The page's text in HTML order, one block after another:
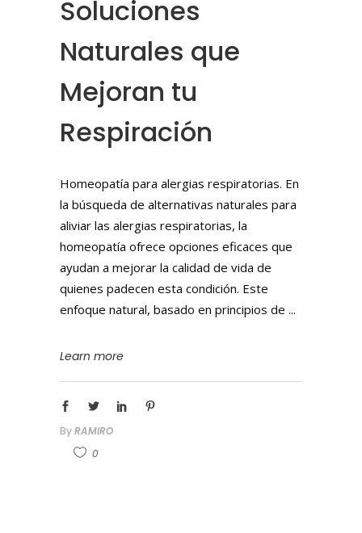
Soluciones
Naturales que
Mejoran tu
Respiración
Homeopatía para alergias respiratorias. En
la búsqueda de alternativas naturales para
aliviar las alergias respiratorias, la
homeopatía ofrece opciones eficaces que
ayudan a mejorar la calidad de vida de
quienes padecen esta condición. Este
enfoque natural, basado en principios de
Learn more
ByRAMIRO
0